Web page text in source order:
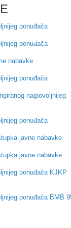
ponuđača
ponuđača
nabavke
ponuđača
najpovoljnijeg
ponuđača
javne nabavke
javne nabavke
ponuđača KJKP
ponuđača BMB